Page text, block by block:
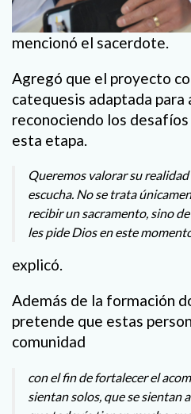
mencionó el sacerdote.
Agregó que el proyecto
catequesis adaptada para
reconociendo los
esta etapa.
Queremos valorar su
escucha. No se trata
recibir un sacramento, sino
les pide Dios en este
explicó.
Además de la formación
pretende que estas
comunidad
con el fin de fortalecer el
sientan solos, que se sientan